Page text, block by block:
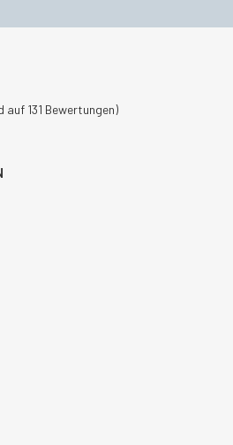
131 Bewertungen)